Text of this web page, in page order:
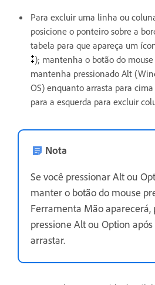
Para excluir uma linha ou
posicione o ponteiro sobre a
tabela para que apareça um
); mantenha o botão do
mantenha pressionado Alt
OS) enquanto arrasta para
para a esquerda para excluir
Nota
Se você pressionar Alt ou
manter o botão do mouse
Ferramenta Mão aparecerá,
pressione Alt ou Option
arrastar.